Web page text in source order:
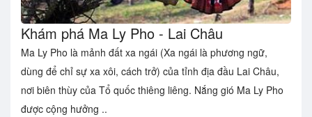
Khám phá Ma Ly Pho - Lai Châu
Ma Ly Pho là mảnh đất xa ngái (Xa ngái là phương ngữ,
dùng để chỉ sự xa xôi, cách trở) của tỉnh địa đầu Lai Châu,
nơi biên thùy của Tổ quốc thiêng liêng. Nắng gió Ma Ly Pho
được cộng hưởng ..